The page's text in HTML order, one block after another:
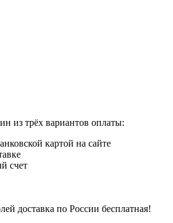
из трёх вариантов оплаты:
картой на сайте
счет
доставка по России бесплатная!